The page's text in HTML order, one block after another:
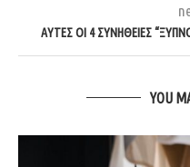
ΑΥΤΈΣ ΟΙ 4 ΣΥΝΉΘΕΙΕΣ
YOU